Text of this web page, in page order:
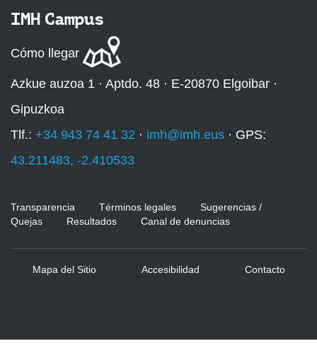
IMH Campus
Cómo llegar
Azkue auzoa 1 · Aptdo. 48 · E-20870 Elgoibar ·
Gipuzkoa
Tlf.: +34 943 74 41 32 · imh@imh.eus · GPS:
43.211483, -2.410533
Transparencia Términos legales
Sugerencias /
Quejas
Resultados Canal de denuncias
Mapa del Sitio Accesibilidad Contacto